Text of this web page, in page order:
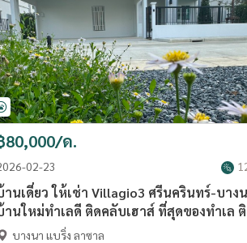
80,000/ด.
02-23
านเดี่ยว ให้เช่า Villagio3 ศรีนครินทร์-บาง
านใหม่ทำเลดี ติดคลับเฮาส์ ที่สุดของทำเล
เมกา บางนา (RT-01)
บางนา แบริ่ง ลาซาล